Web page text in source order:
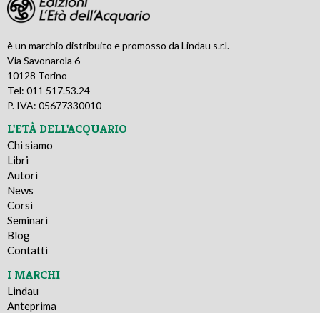
è un marchio distribuito e promosso da Lindau s.r.l.
Via Savonarola 6
10128 Torino
Tel: 011 517.53.24
P. IVA: 05677330010
L'ETÀ DELL'ACQUARIO
Chi siamo
Libri
Autori
News
Corsi
Seminari
Blog
Contatti
I MARCHI
Lindau
Anteprima